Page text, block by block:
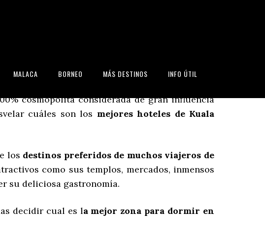
MALACA BORNEO MÁS DESTINOS INFO ÚTIL
cosmopolita considerada de gran influencia
cuáles son los mejores hoteles de Kuala
los destinos preferidos de muchos viajeros de
como sus templos, mercados, inmensos
su deliciosa gastronomía.
decidir cual es la mejor zona para dormir en